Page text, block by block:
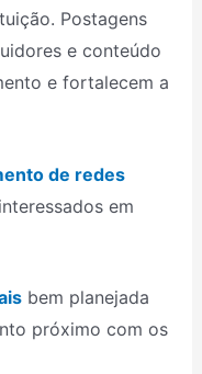
Postagens
e conteúdo
e fortalecem a
de redes
em
bem planejada
próximo com os